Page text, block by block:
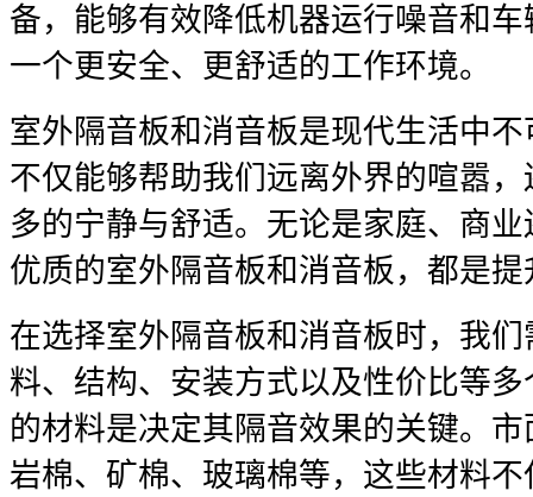
备，能够有效降低机器运行噪音和
一个更安全、更舒适的工作环境。
室外隔音板和消音板是现代生活中
不仅能够帮助我们远离外界的喧嚣
多的宁静与舒适。无论是家庭、商
优质的室外隔音板和消音板，都是
在选择室外隔音板和消音板时，我
料、结构、安装方式以及性价比等
的材料是决定其隔音效果的关键。
岩棉、矿棉、玻璃棉等，这些材料